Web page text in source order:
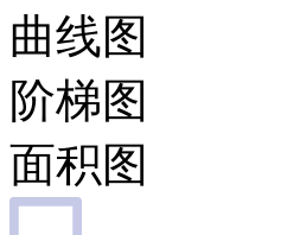
曲线图
阶梯图
面积图